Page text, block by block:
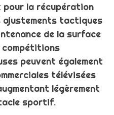
la récupération
ajustements tactiques
de la surface
compétitions
peuvent également
télévisées
légèrement
sportif.